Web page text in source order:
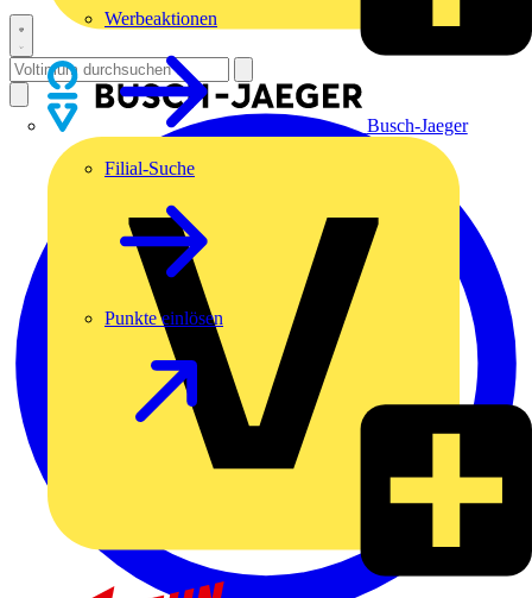
Busch-Jaeger
Werbeaktionen
Filial-Suche
Punkte einlösen